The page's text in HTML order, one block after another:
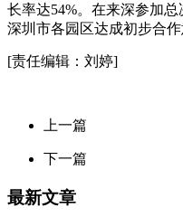
长率达54%。在来深参加
深圳市各园区达成初步合
[责任编辑：刘婷]
上一篇
下一篇
最新文章